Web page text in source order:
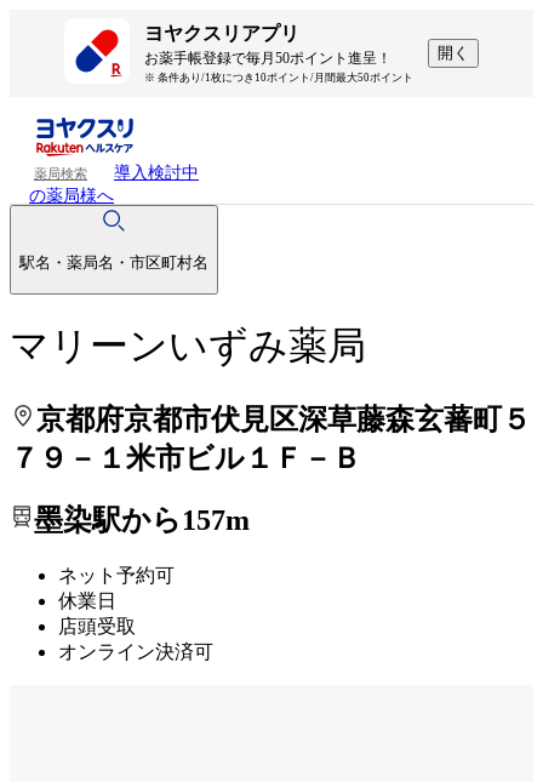
ヨヤクスリアプリ
お薬手帳登録で毎月50ポイント進呈！
※ 条件あり/1枚につき10ポイント/月間最大50ポイント
開く
薬局検索
導入検討中
の薬局様へ
駅名・薬局名・市区町村名
マリーンいずみ薬局
京都府京都市伏見区深草藤森玄蕃町５
７９－１米市ビル１Ｆ－Ｂ
墨染駅から157m
ネット予約可
休業日
店頭受取
オンライン決済可
処方せんを送って待ち時間を短く！
処方せんを送って待ち時間を短く！